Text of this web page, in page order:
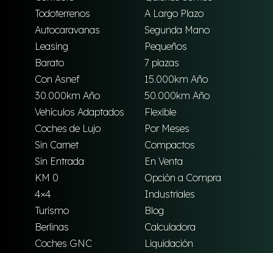
Todoterrenos
A Largo Plazo
Autocaravanas
Segunda Mano
Leasing
Pequeños
Barato
7 plazas
Con Asnef
15.000km Año
30.000km Año
50.000km Año
Vehículos Adaptados
Flexible
Coches de Lujo
Por Meses
Sin Carnet
Compactos
Sin Entrada
En Venta
KM 0
Opción a Compra
4×4
Industriales
Turismo
Blog
Berlinas
Calculadora
Coches GNC
Liquidación